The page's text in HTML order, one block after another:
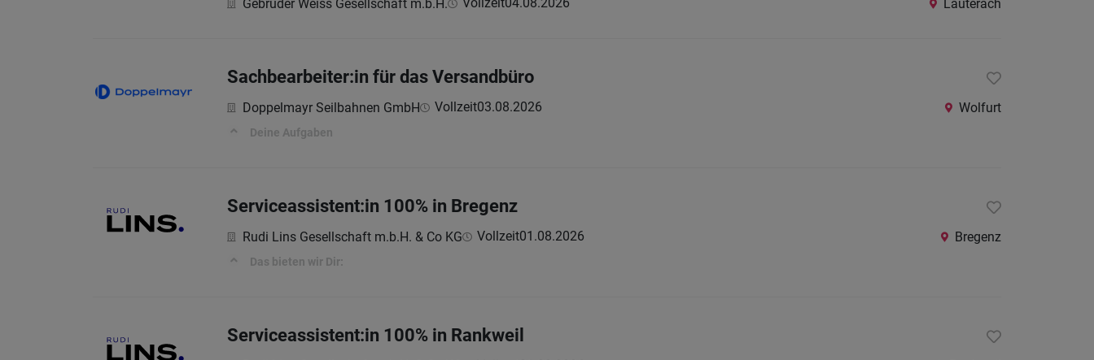
Gebrüder Weiss Gesellschaft m.b.H. Lauterach
Sachbearbeiter:in für das Versandbüro
Doppelmayr Seilbahnen GmbH Vollzeit03.08.2026 Wolfurt
Deine Aufgaben
Serviceassistent:in 100% in Bregenz
Rudi Lins Gesellschaft m.b.H. & Co KG Vollzeit01.08.2026 Bregenz
Das bieten wir Dir:
Serviceassistent:in 100% in Rankweil